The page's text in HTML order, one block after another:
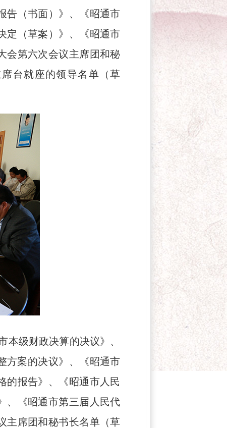
告（书面）》、《昭通市
定（草案）》、《昭通市
会第六次会议主席团和秘
台就座的领导名单（草
本级财政决算的决议》、
方案的决议》、《昭通市
的报告》、《昭通市人民
、《昭通市第三届人民代
主席团和秘书长名单（草